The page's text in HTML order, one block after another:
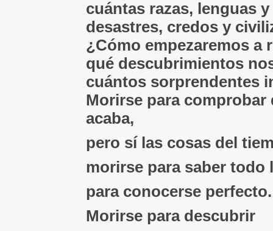
cuántas razas, lenguas
desastres, credos y
¿Cómo empezaremos a
qué descubrimientos
cuántos sorprendentes
Morirse para comprobar
acaba,
pero sí las cosas del
morirse para saber todo
para conocerse perfecto.
Morirse para descubrir